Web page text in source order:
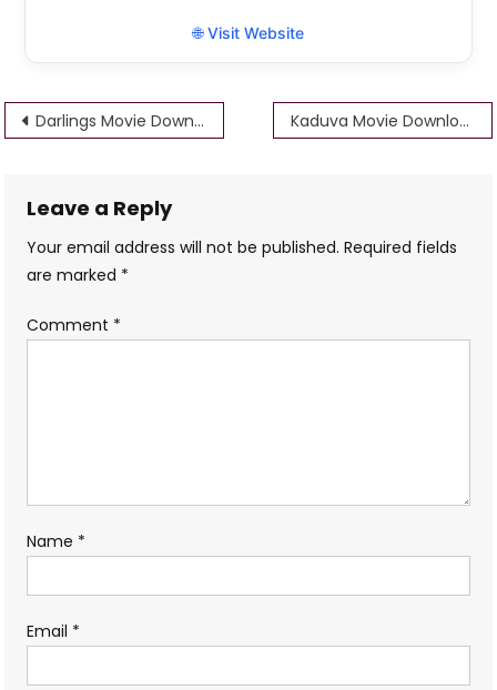
🌐 Visit Website
Post
Darlings Movie Download 1.24GB 480p 720p 1080p HD 4K filmyzill Kaduva Movie Download 480p 720p 1080p HD 4K filmyzilla 1.24GB
Leave a Reply
Your email address will not be published. Required fields
are marked *
Comment *
Name *
Email *